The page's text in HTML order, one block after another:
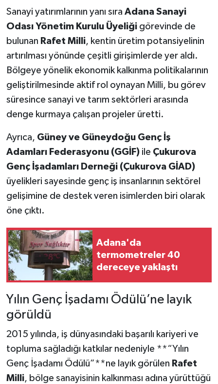
Sanayi yatırımlarının yanı sıra Adana Sanayi
Odası Yönetim Kurulu Üyeliğigörevinde de
bulunan Rafet Milli, kentin üretim potansiyelinin
artırılması yönünde çeşitli girişimlerde yer aldı.
Bölgeye yönelik ekonomik kalkınma politikalarının
geliştirilmesinde aktif rol oynayan Milli, bu görev
süresince sanayi ve tarım sektörleri arasında
denge kurmaya çalışan projeler üretti.
Ayrıca, Güney ve Güneydoğu Genç İş
Adamları Federasyonu (GGİF)ile Çukurova
Genç İşadamları Derneği (Çukurova GİAD)
üyelikleri sayesinde genç iş insanlarının sektörel
gelişimine de destek veren isimlerden biri olarak
öne çıktı.
Adana'da
termometreler 40
dereceye yaklaştı
Yılın Genç İşadamı Ödülü’ne layık
görüldü
2015 yılında, iş dünyasındaki başarılı kariyeri ve
topluma sağladığı katkılar nedeniyle **“Yılın
Genç İşadamı Ödülü”**ne layık görülen Rafet
Milli, bölge sanayisinin kalkınması adına yürüttüğü